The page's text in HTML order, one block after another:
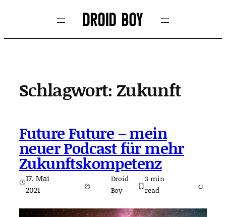
springen
Schlagwort: Zukunft
Future Future – mein
neuer Podcast für mehr
Zukunftskompetenz
17. Mai
2021
Droid
Boy
3 min
read